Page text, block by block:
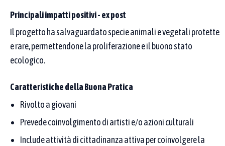
Denominazione
buona pratica
partner
Digita i termini da cercare nella denominazione della
Obiettivi di sviluppo sostenibile (SDGs)
Principali impatti positivi - ex post
Il progetto ha salvaguardato specie animali e vegetali protette
e rare, permettendone la proliferazione e il buono stato
ecologico.
Caratteristiche della Buona Pratica
Rivolto a giovani
Prevede coinvolgimento di artisti e/o azioni culturali
Include attività di cittadinanza attiva per coinvolgere la